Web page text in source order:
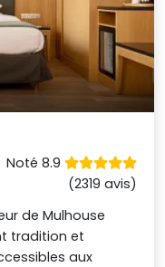
Noté 8.9
(2319 avis)
de Mulhouse
tradition et
aux